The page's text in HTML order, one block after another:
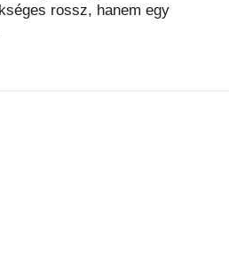
rossz, hanem egy